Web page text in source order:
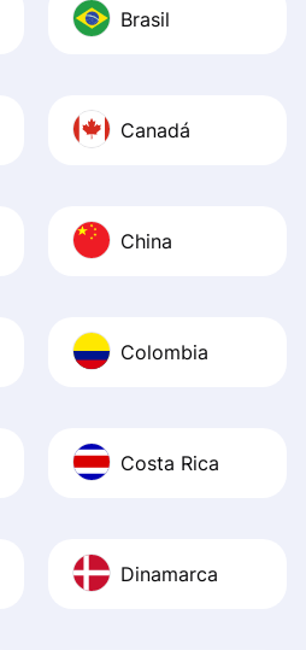
Brasil
Canadá
China
Colombia
Costa Rica
Dinamarca